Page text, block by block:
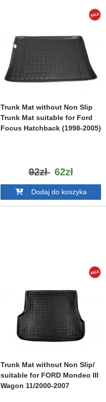
Trunk Mat without Non Slip
Trunk Mat suitable for Ford
Focus Hatchback (1998-2005)
92zł 62zł
Dodaj do koszyka
Trunk Mat without Non Slip/
suitable for FORD Mondeo III
Wagon 11/2000-2007